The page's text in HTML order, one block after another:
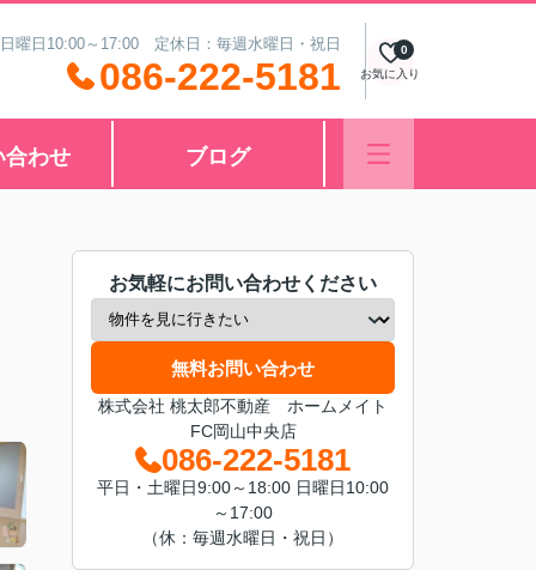
曜日10:00～17:00 定休日：毎週水曜日・祝日
086-222-5181 お気に入り
0
合わせ ブログ
お気軽にお問い合わせください
無料お問い合わせ
株式会社 桃太郎不動産 ホームメイト
FC岡山中央店
086-222-5181
平日・土曜日9:00～18:00 日曜日10:00
～17:00
（休：毎週水曜日・祝日）